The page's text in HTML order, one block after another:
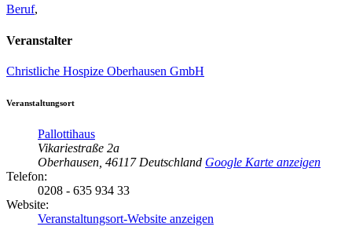
Beruf,
Veranstalter
Christliche Hospize Oberhausen GmbH
Veranstaltungsort
Pallottihaus
Vikariestraße 2a
Oberhausen 46117 Deutschland Google Karte anzeigen
Telefon:
0208 - 635 934 33
Website:
Veranstaltungsort-Website anzeigen